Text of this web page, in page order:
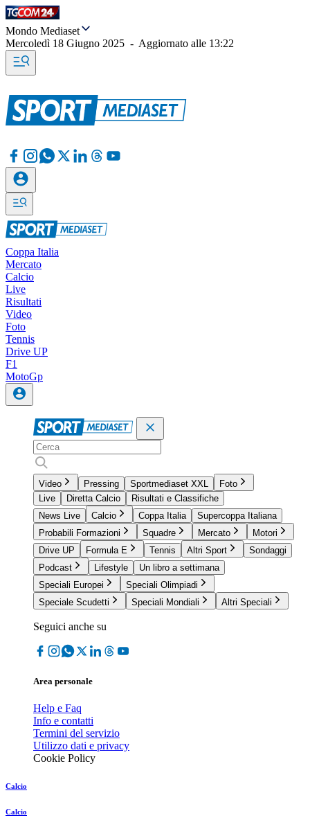
Mondo Mediaset
Mercoledì 18 Giugno 2025 - Aggiornato alle 13:22
Coppa Italia
Mercato
Calcio
Live
Risultati
Video
Foto
Tennis
Drive UP
F1
MotoGp
Video Pressing Sportmediaset XXL
Foto
Live
Diretta Calcio
Risultati e Classifiche
News Live
Calcio Coppa Italia
Supercoppa Italiana
Probabili Formazioni
Squadre Mercato
Motori
Drive UP
Formula E Tennis Altri Sport
Sondaggi
Podcast
Lifestyle
Un libro a settimana
Speciali Europei
Speciali Olimpiadi
Speciale Scudetti
Speciali Mondiali Altri Speciali
Seguici anche su
Area personale
Help e Faq
Info e contatti
Termini del servizio
Utilizzo dati e privacy
Cookie Policy
Calcio
Calcio